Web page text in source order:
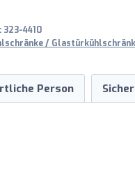
323-4410
/
Person